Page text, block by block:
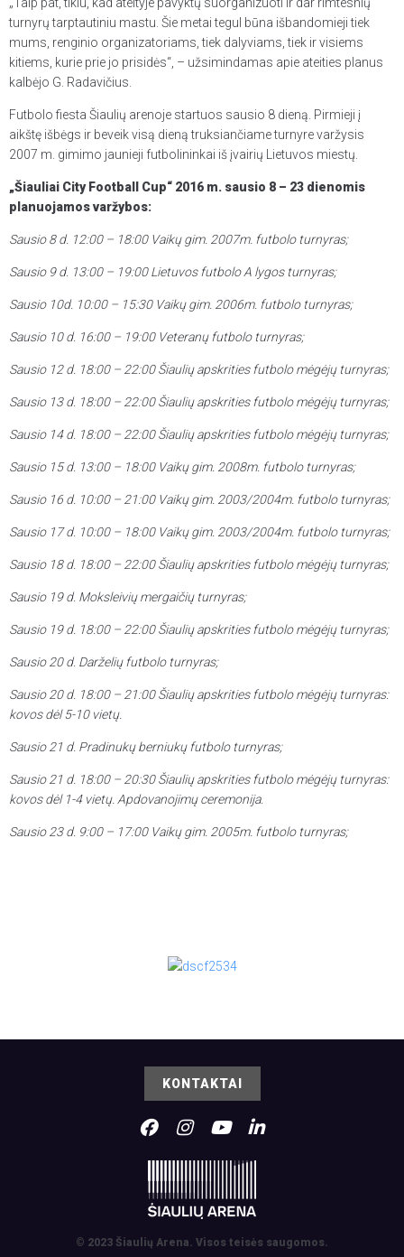
turnyrų tarptautiniu mastu. Šie metai tegul būna išbandomieji tiek
mums, renginio organizatoriams, tiek dalyviams, tiek ir visiems
kitiems, kurie prie jo prisidės“, – užsimindamas apie ateities planus
kalbėjo G. Radavičius.
Futbolo fiesta Šiaulių arenoje startuos sausio 8 dieną. Pirmieji į
aikštę išbėgs ir beveik visą dieną truksiančiame turnyre varžysis
2007 m. gimimo jaunieji futbolininkai iš įvairių Lietuvos miestų.
„Šiauliai City Football Cup“ 2016 m. sausio 8 – 23 dienomis
planuojamos varžybos:
Sausio 8 d. 12:00 – 18:00 Vaikų gim. 2007m. futbolo turnyras;
Sausio 9 d. 13:00 – 19:00 Lietuvos futbolo A lygos turnyras;
Sausio 10d. 10:00 – 15:30 Vaikų gim. 2006m. futbolo turnyras;
Sausio 10 d. 16:00 – 19:00 Veteranų futbolo turnyras;
Sausio 12 d. 18:00 – 22:00 Šiaulių apskrities futbolo mėgėjų turnyras;
Sausio 13 d. 18:00 – 22:00 Šiaulių apskrities futbolo mėgėjų turnyras;
Sausio 14 d. 18:00 – 22:00 Šiaulių apskrities futbolo mėgėjų turnyras;
Sausio 15 d. 13:00 – 18:00 Vaikų gim. 2008m. futbolo turnyras;
Sausio 16 d. 10:00 – 21:00 Vaikų gim. 2003/2004m. futbolo turnyras;
Sausio 17 d. 10:00 – 18:00 Vaikų gim. 2003/2004m. futbolo turnyras;
Sausio 18 d. 18:00 – 22:00 Šiaulių apskrities futbolo mėgėjų turnyras;
Sausio 19 d. Moksleivių mergaičių turnyras;
Sausio 19 d. 18:00 – 22:00 Šiaulių apskrities futbolo mėgėjų turnyras;
Sausio 20 d. Darželių futbolo turnyras;
Sausio 20 d. 18:00 – 21:00 Šiaulių apskrities futbolo mėgėjų turnyras:
kovos dėl 5-10 vietų.
Sausio 21 d. Pradinukų berniukų futbolo turnyras;
Sausio 21 d. 18:00 – 20:30 Šiaulių apskrities futbolo mėgėjų turnyras:
kovos dėl 1-4 vietų. Apdovanojimų ceremonija.
Sausio 23 d. 9:00 – 17:00 Vaikų gim. 2005m. futbolo turnyras;
KONTAKTAI
© 2023 Šiaulių Arena. Visos teisės saugomos.